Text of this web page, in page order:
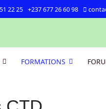
22 25 +237 677 26 60 98
FORMATIONS